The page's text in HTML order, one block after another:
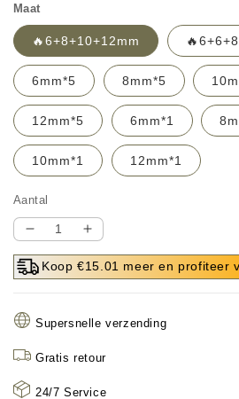
Maat
🔥6+8+10+12mm
6mm*5 8mm*5
12mm*5 6mm*1
10mm*1 12mm*1
Aantal
Aantal
verlagen
voor
Slijtvast
Metselboor
–
Duurzaam
voor
Aantal
verhogen
voor
Metselboor
Duurzaam
voor
Koop €15.01 meer en profiteer
Supersnelle verzending
Gratis retour
24/7 Service